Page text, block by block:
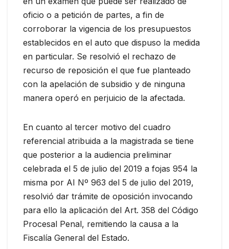
oficio o a petición de partes, a fin de
corroborar la vigencia de los presupuestos
establecidos en el auto que dispuso la medida
en particular. Se resolvió el rechazo de
recurso de reposición el que fue planteado
con la apelación de subsidio y de ninguna
manera operó en perjuicio de la afectada.
En cuanto al tercer motivo del cuadro
referencial atribuida a la magistrada se tiene
que posterior a la audiencia preliminar
celebrada el 5 de julio del 2019 a fojas 954 la
misma por AI Nº 963 del 5 de julio del 2019,
resolvió dar trámite de oposición invocando
para ello la aplicación del Art. 358 del Código
Procesal Penal, remitiendo la causa a la
Fiscalía General del Estado.